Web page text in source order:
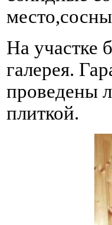
На участке
галерея.
проведены
плиткой.